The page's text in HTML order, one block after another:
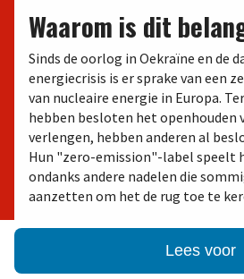
Waarom is dit
Sinds de oorlog in Oekraïne en de
energiecrisis is er sprake van een
van nucleaire energie in Europa.
hebben besloten het openhouden
verlengen, hebben anderen al
Hun "zero-emission"-label speelt
ondanks andere nadelen die
aanzetten om het de rug toe te
Lees voor